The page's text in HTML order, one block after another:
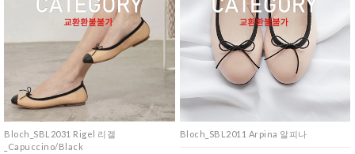
Bloch_SBL2031 Rigel 리겔
_Capuccino/Black
Bloch_SBL2011 Arpina 알피나